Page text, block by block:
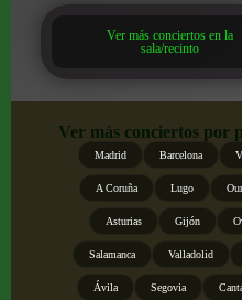
Ver más conciertos en la
sala/recinto
Ver más conciertos por
Madrid Barcelona
A Coruña Lugo
Asturias Gijón
Salamanca Valladolid
Ávila Segovia